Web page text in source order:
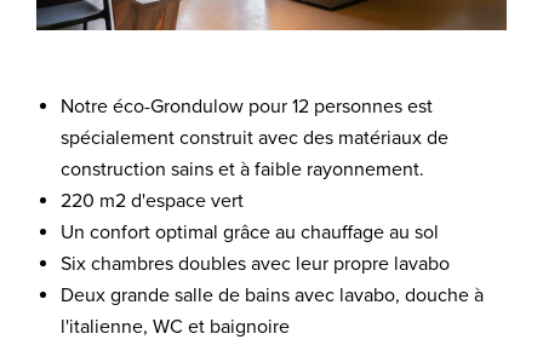
Notre éco-Grondulow pour 12 personnes est
spécialement construit avec des matériaux de
construction sains et à faible rayonnement.
220 m2 d'espace vert
Un confort optimal grâce au chauffage au sol
Six chambres doubles avec leur propre lavabo
Deux grande salle de bains avec lavabo, douche à
l'italienne, WC et baignoire